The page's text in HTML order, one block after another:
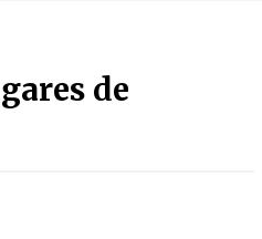
de